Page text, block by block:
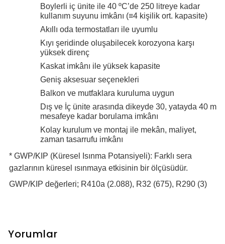
Boylerli iç ünite ile 40 ºC’de 250 litreye kadar
kullanım suyunu imkânı (≡4 kişilik ort. kapasite)
Akıllı oda termostatları ile uyumlu
Kıyı şeridinde oluşabilecek korozyona karşı
yüksek direnç
Kaskat imkânı ile yüksek kapasite
Geniş aksesuar seçenekleri
Balkon ve mutfaklara kuruluma uygun
Dış ve İç ünite arasında dikeyde 30, yatayda 40 m
mesafeye kadar borulama imkânı
Kolay kurulum ve montaj ile mekân, maliyet,
zaman tasarrufu imkânı
* GWP/KIP (Küresel Isınma Potansiyeli): Farklı sera
gazlarının küresel ısınmaya etkisinin bir ölçüsüdür.
GWP/KIP değerleri; R410a (2.088), R32 (675), R290 (3)
Yorumlar